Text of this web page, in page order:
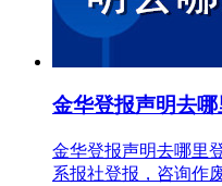
金华登报声明去哪
金华登报声明去哪里
系报社登报，咨询作